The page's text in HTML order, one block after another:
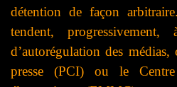
détention de façon
tendent,
d’autorégulation des
presse (PCI) ou le Centre